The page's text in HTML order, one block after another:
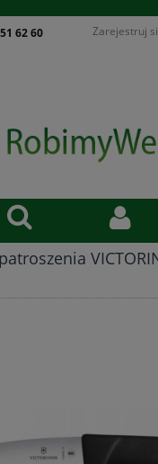
62 60 Zarejestruj